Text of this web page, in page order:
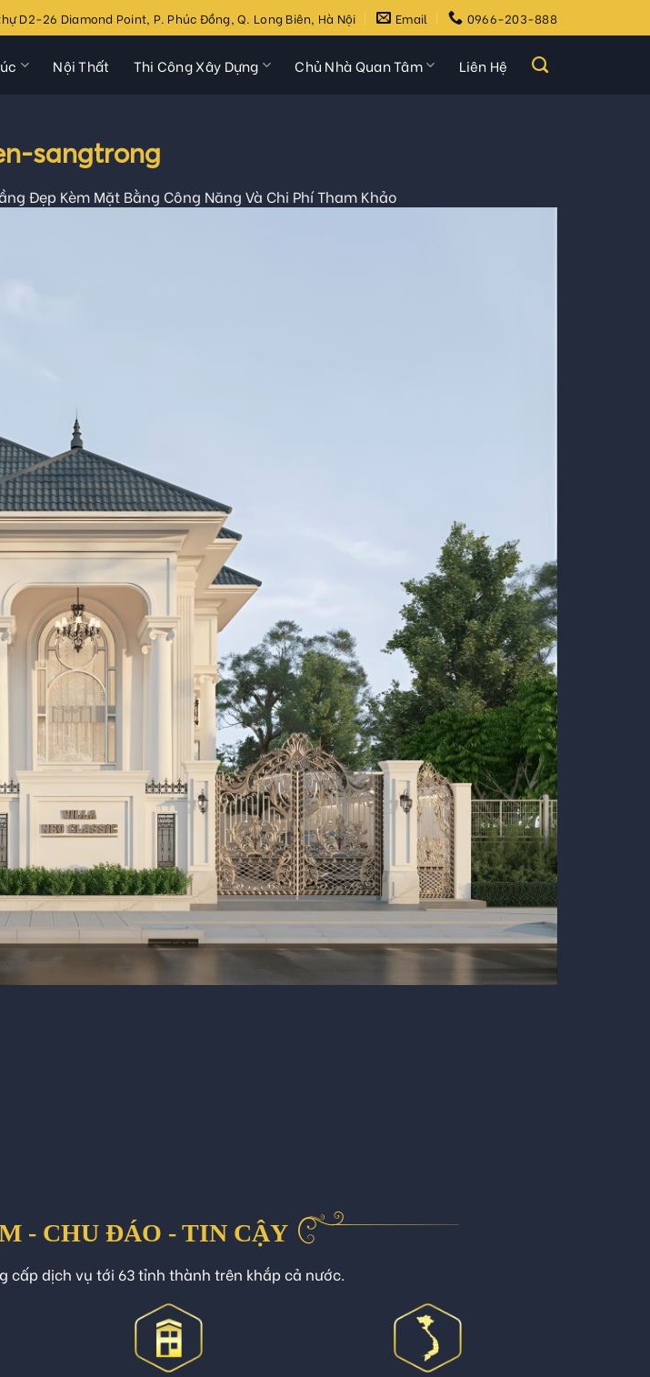
D2-26 Diamond Point, P. Phúc Đồng, Q. Long Biên, Hà Nội Email 0966-203-888
Nội Thất Thi Công Xây Dựng Chủ Nhà Quan Tâm Liên Hệ
sangtrong
Đẹp Kèm Mặt Bằng Công Năng Và Chi Phí Tham Khảo
- CHU ĐÁO - TIN CẬY
cấp dịch vụ tới 63 tỉnh thành trên khắp cả nước.